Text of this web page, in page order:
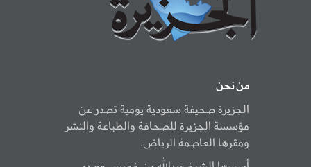
من نحن
الجزيرة صحيفة سعودية يومية تصدر عن
مؤسسة الجزيرة للصحافة والطباعة والنشر
ومقرها العاصمة الرياض.